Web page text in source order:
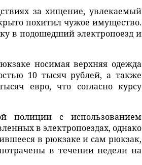
за хищение, увлекаемый
похитил чужое имущество.
в подошедший электропоезд и
носимая верхняя одежда
10 тысяч рублей, а также
евро, что согласно курсу
полиции с использованием
в электропоездах, однако
в рюкзаке и сам рюкзак,
в течении недели на